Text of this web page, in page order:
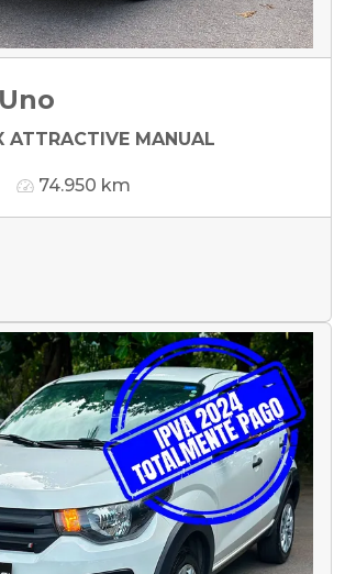
Uno
ATTRACTIVE MANUAL
74.950 km